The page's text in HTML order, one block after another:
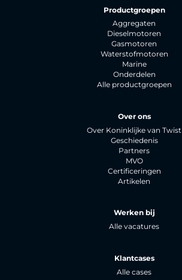
Productgroepen
Aggregaten
Dieselmotoren
Gasmotoren
Waterstofmotoren
Marine
Onderdelen
Alle productgroepen
Over ons
Over Koninklijke van Twist
Geschiedenis
Partners
MVO
Certificeringen
Artikelen
Werken bij
Alle vacatures
Klantcases
Alle cases